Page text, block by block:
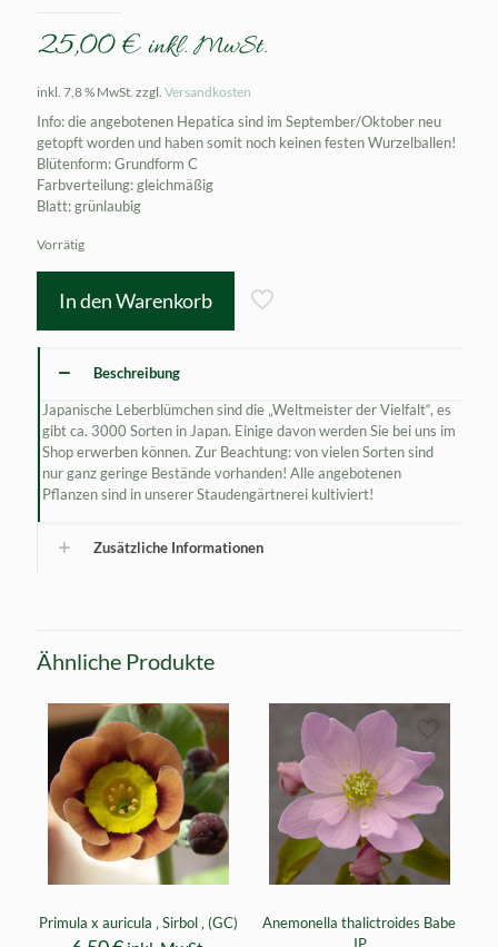
25,00€ inkl. MwSt.
inkl. 7,8 % MwSt. zzgl. Versandkosten
Info: die angebotenen Hepatica sind im September/Oktober neu
getopft worden und haben somit noch keinen festen Wurzelballen!
Blütenform: Grundform C
Farbverteilung: gleichmäßig
Blatt: grünlaubig
Vorrätig
In den Warenkorb
Beschreibung
Japanische Leberblümchen sind die „Weltmeister der Vielfalt“, es
gibt ca. 3000 Sorten in Japan. Einige davon werden Sie bei uns im
Shop erwerben können. Zur Beachtung: von vielen Sorten sind
nur ganz geringe Bestände vorhanden! Alle angebotenen
Pflanzen sind in unserer Staudengärtnerei kultiviert!
Zusätzliche Informationen
Ähnliche Produkte
Primula x auricula ‚ Sirbol ‚ (GC)
Anemonella thalictroides Babe